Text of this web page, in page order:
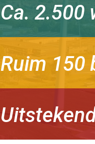
Ca. 2.500
Ruim 150